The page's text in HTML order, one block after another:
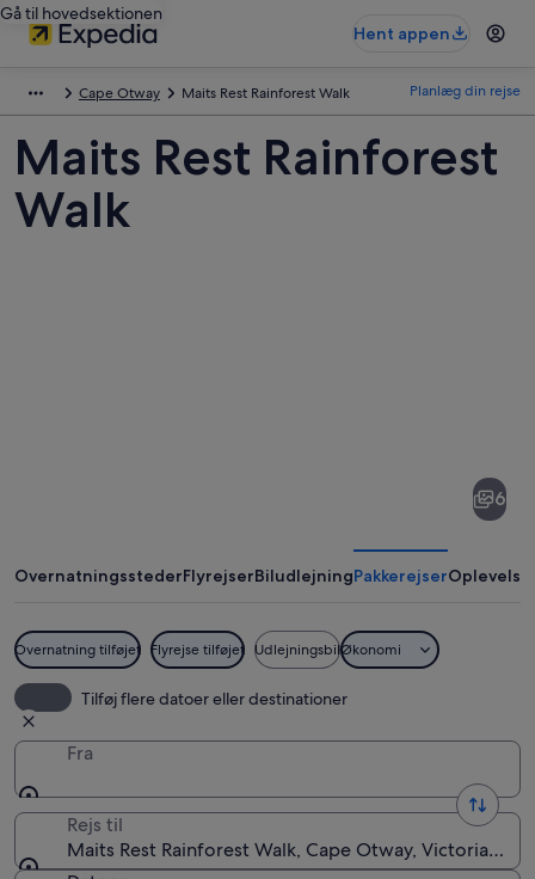
Gå til hovedsektionen
Hent appen
Cape Otway Maits Rest Rainforest Walk Planlæg din rejse
Maits Rest Rainforest
Walk
Walk
6
OvernatningsstederFlyrejserBiludlejningPakkerejser
Overnatning tilføjet Flyrejse tilføjet UdlejningsbilØkonomi
Tilføj flere datoer eller destinationer
Fra
Rejs til
Maits Rest Rainforest Walk, Cape Otway, Victoria,